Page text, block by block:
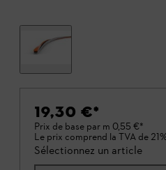
19,30 €*
Prix de base par m 0,55 €*
Le prix comprend la TVA de
Sélectionnez un article